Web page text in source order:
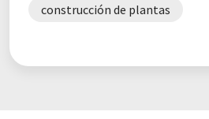
construcción de plantas